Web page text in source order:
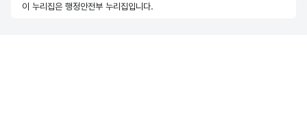
이 누리집은 행정안전부 누리집입니다.